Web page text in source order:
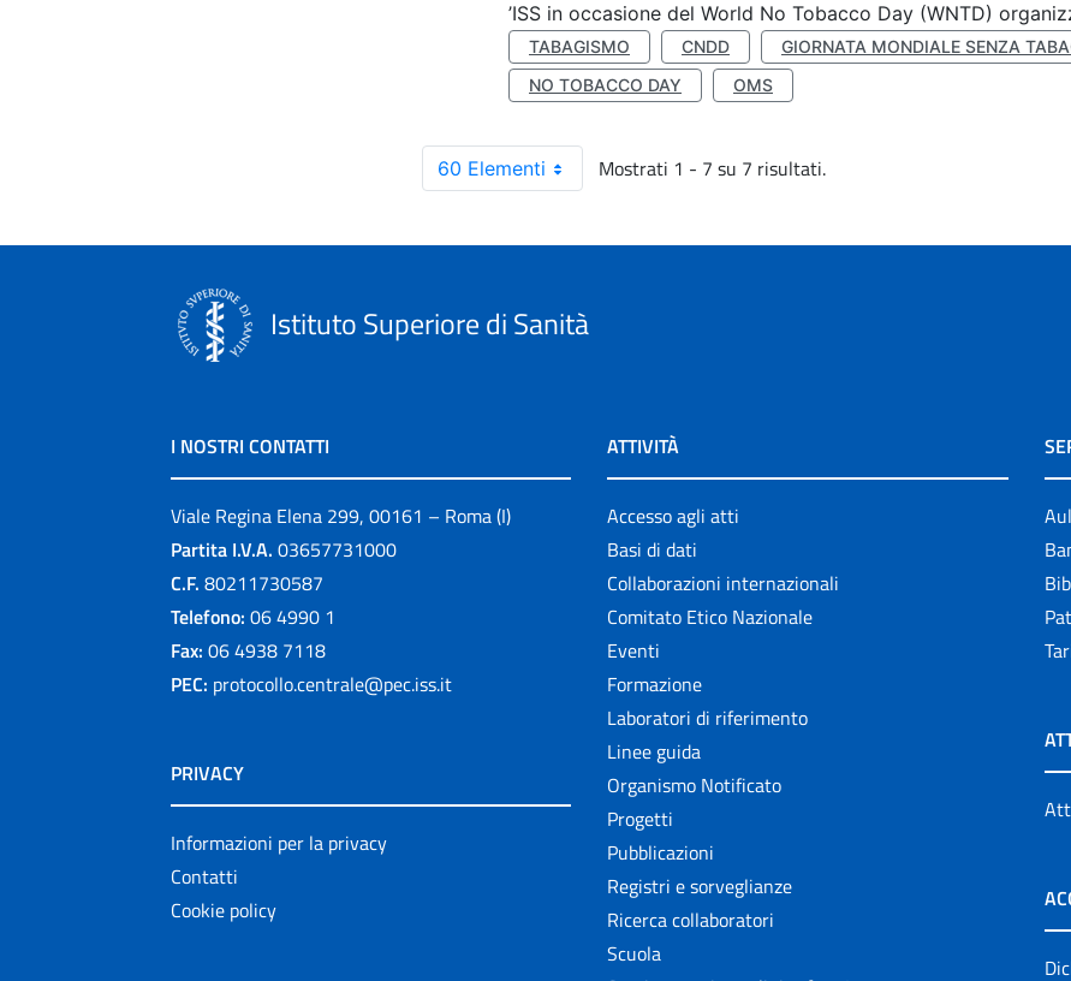
’ISS in occasione del World No Tobacco Day (WNTD)
TABAGISMO CNDD GIORNATA MONDIALE SENZA
NO TOBACCO DAY
OMS
60 Elementi Mostrati 1 - 7 su 7 risultati.
Istituto Superiore di Sanità
I NOSTRI CONTATTI
Viale Regina Elena 299, 00161 – Roma (I)
Partita I.V.A. 03657731000
C.F. 80211730587
Telefono: 06 4990 1
Fax: 06 4938 7118
PEC: protocollo.centrale@pec.iss.it
PRIVACY
Informazioni per la privacy
Contatti
Cookie policy
ATTIVITÀ
Accesso agli atti
Basi di dati
Collaborazioni internazionali
Comitato Etico Nazionale
Eventi
Formazione
Laboratori di riferimento
Linee guida
Organismo Notificato
Progetti
Pubblicazioni
Registri e sorveglianze
Ricerca collaboratori
Scuola